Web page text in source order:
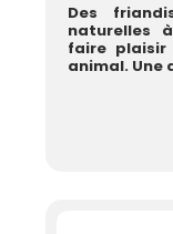
Des
naturelles
faire plaisir
animal. Une